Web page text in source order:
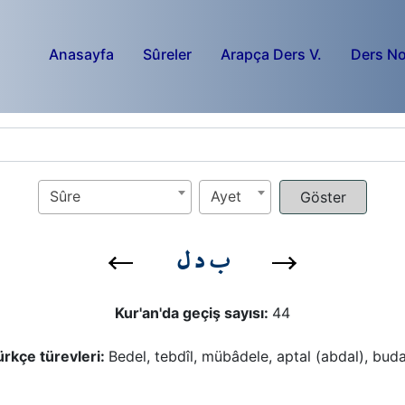
Anasayfa Sûreler Arapça Ders V. Ders
Sûre Ayet
ب د ل
Kur'an'da geçiş sayısı: 44
türevleri: Bedel, tebdîl, mübâdele, aptal (abdal),